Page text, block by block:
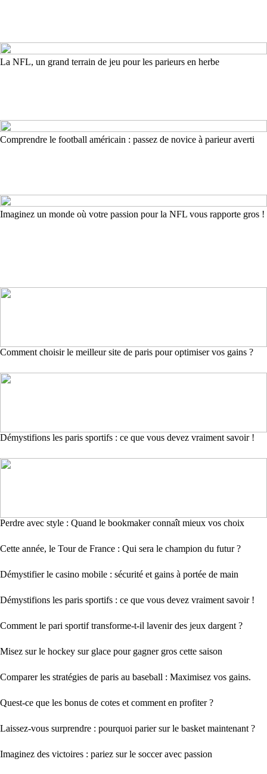
La NFL, un grand terrain de jeu pour les parieurs en herbe
Comprendre le football américain : passez de novice à parieur averti
Imaginez un monde où votre passion pour la NFL vous rapporte gros !
Comment choisir le meilleur site de paris pour optimiser vos gains ?
Démystifions les paris sportifs : ce que vous devez vraiment savoir !
Perdre avec style : Quand le bookmaker connaît mieux vos choix
Cette année, le Tour de France : Qui sera le champion du futur ?
Démystifier le casino mobile : sécurité et gains à portée de main
Démystifions les paris sportifs : ce que vous devez vraiment savoir !
Comment le pari sportif transforme-t-il lavenir des jeux dargent ?
Misez sur le hockey sur glace pour gagner gros cette saison
Comparer les stratégies de paris au baseball : Maximisez vos gains.
Quest-ce que les bonus de cotes et comment en profiter ?
Laissez-vous surprendre : pourquoi parier sur le basket maintenant ?
Imaginez des victoires : pariez sur le soccer avec passion